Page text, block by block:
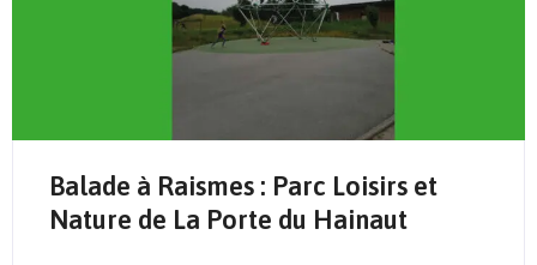
Send Mail
Balade à Raismes : Parc Loisirs et
Nature de La Porte du Hainaut